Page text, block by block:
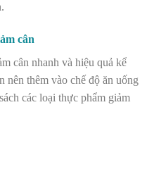
cân
cân nhanh và hiệu quả kể
nên thêm vào chế độ ăn uống
các loại thực phẩm giảm